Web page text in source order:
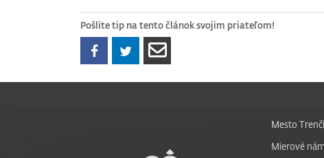
Pošlite tip na tento článok svojim priateľom!
Mesto
Mierové